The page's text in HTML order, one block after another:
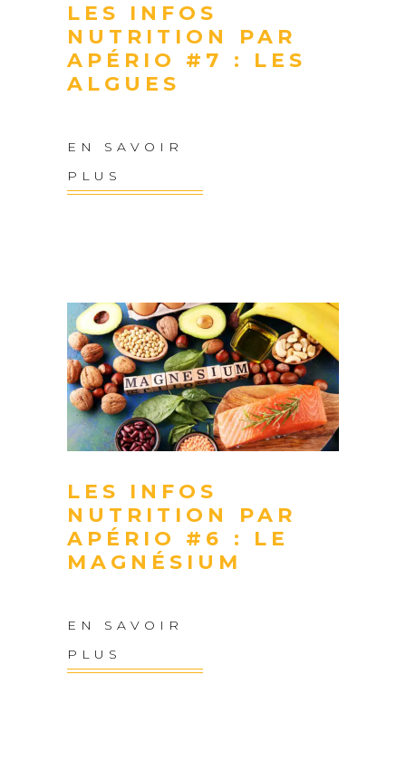
LES INFOS
NUTRITION PAR
APÉRIO #7 : LES
ALGUES
EN SAVOIR
PLUS
LES INFOS
NUTRITION PAR
APÉRIO #6 : LE
MAGNÉSIUM
EN SAVOIR
PLUS